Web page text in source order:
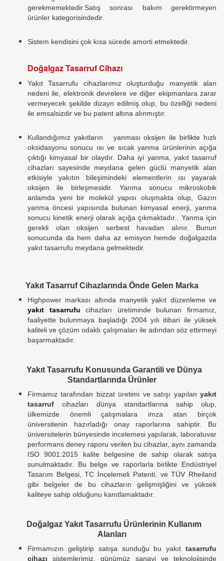
gerekmemektedir.Satış sonrası bakım gerektirmeyen
ürünler kategorisindedir.
Sistem kendisini çok kısa sürede amorti etmektedir.
Doğalgaz Tasarruf Cihazı
Yakıt Tasarrufu cihazlarımız oluşturduğu manyetik alan
nedeni ile, elektronik devrelere ve diğer ekipmanlara zarar
vermeyecek şekilde dizayn edilmiş olup, bu özelliği nedeni
ile emsalsizdir ve bu patent altına alınmıştır.
Kullandığımız yakıtların yanması oksijen ile birlikte hızlı
oksidasyonu sonucu ısı ve sıcak yanma ürünlerinin açığa
çıktığı kimyasal bir olaydır. Daha iyi yanma, yakıt tasarruf
cihazları sayesinde meydana gelen güclü manyetik alan
etkisiyle yakıtın bileşimindeki elementlerin ısı yayarak
oksijen ile birleşmesidir. Yanma sonucu mikroskobik
anlamda yeni bir molekül yapısı oluşmakta olup, Gazın
yanma öncesi yapısında bulunan kimyasal enerji, yanma
sonucu kinetik enerji olarak açığa çıkmaktadır.. Yanma için
gerekli olan oksijen serbest havadan alınır. Bunun
sonucunda da hem daha az emisyon hemde doğalgazda
yakıt tasarrufu meydana gelmektedir.
Yakıt Tasarruf Cihazlarında Önde Gelen Marka
Highpower markası altında manyetik yakıt düzenleme ve
yakıt tasarrufucihazları üretiminde bulunan firmamız,
faaliyette bulunmaya başladığı 2004 yılı itibari ile yüksek
kaliteli ve çözüm odaklı çalışmaları ile adından söz ettirmeyi
başarmaktadır.
Yakıt Tasarrufu Konusunda Garantili ve Dünya
Standartlarında Ürünler
Firmamız tarafından bizzat üretimi ve satışı yapılan yakıt
tasarruf cihazları dünya standartlarına sahip olup,
ülkemizde önemli çalışmalara imza atan birçok
üniversitenin hazırladığı onay raporlarına sahiptir. Bu
üniversitelerin bünyesinde incelemesi yapılarak, laboratuvar
performans deney raporu verilen bu cihazlar, aynı zamanda
ISO 9001:2015 kalite belgesine de sahip olarak satışa
sunulmaktadır. Bu belge ve raporlarla birlikte Endüstriyel
Tasarım Belgesi, TC İncelemeli Patenti, ve TÜV Rheiland
gibi belgeler de bu cihazların gelişmişliğini ve yüksek
kaliteye sahip olduğunu kanıtlamaktadır.
Doğalgaz Yakıt Tasarrufu Ürünlerinin Kullanım
Alanları
Firmamızın geliştirip satışa sunduğu bu yakıt tasarrufu
cihazısistemlerimiz, günümüz sanayi ve teknolojisinde